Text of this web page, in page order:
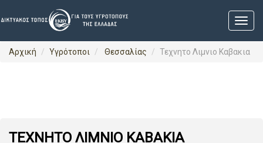
Αρχική Υγρότοποι Θεσσαλίας Τεχνητο Λιμνιο Καβακια
ΤΕΧΝΗΤΟ ΛΙΜΝΙΟ ΚΑΒΑΚΙΑ